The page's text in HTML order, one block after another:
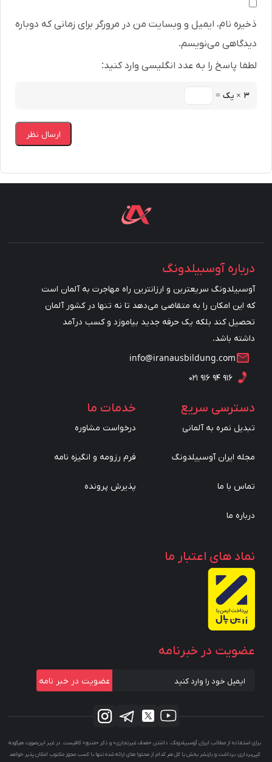
ذخیره نام، ایمیل و وبسایت من در مرورگر برای زمانی که دوباره
دیدگاهی می‌نویسم.
لطفا پاسخ را به عدد انگلیسی وارد کنید:
۳ × یک =
ارسال نظر
درباره آوسبیلدونگ
آوسبیلدونگ سریعترین و ارزانترین راه مهاجرت به آلمان است
که این امکان را به متقاضی می‌دهد تا نه تنها در کشور آلمان
تحصیل کند بلکه یک حرفه جدید بیاموزد و کسب درآمد
داشته باشد.
info@iranausbildung.com
۰۲۱ ۹۱۶ ۹۴ ۹۱۶
دسترسی سریع
تبدیل نمره به آلمانی
مجله ایران آوسبیلدونگ
تماس با ما
درباره ما
خدمات ما
درخواست مشاوره
فرم رزومه و انگیزه نامه
پذیرش پرونده
نماد های اعتبار ما
عضویت در خبرنامه
عضویت در خبر نامه
برای استفاده از مطالب ایران آوسبیلدونگ، داشتن «هدف غیرتجاری» و ذکر «منبع» کافیست. در غیر این‌صورت هرگونه
کپی‌برداری، برداشت و بازنشر بخش یا کل هر کدام از محتوا‌ های ارائه شده تنها با کسب مجوز مکتوب امکان پذیر خواهد